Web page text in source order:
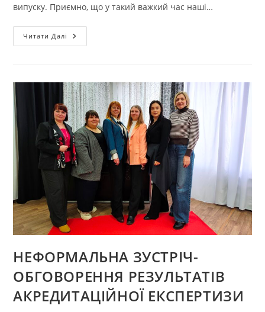
випуску. Приємно, що у такий важкий час наші…
Читати Далі КАФЕДРА
ТКШВ
НЕФОРМАЛЬНА ЗУСТРІЧ-
ОБГОВОРЕННЯ РЕЗУЛЬТАТІВ
АКРЕДИТАЦІЙНОЇ ЕКСПЕРТИЗИ